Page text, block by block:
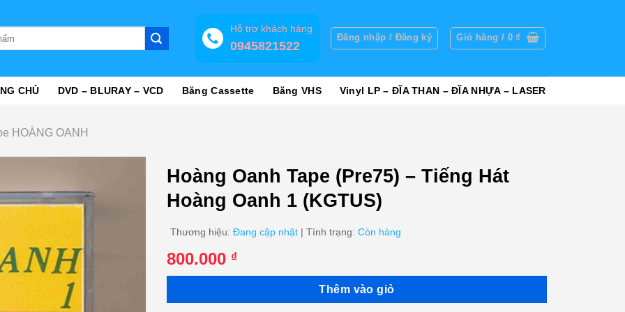
Hỗ trợ khách hàng
0945821522
Đăng nhập / Đăng ký Giỏ hàng / 0₫
CHỦ DVD – BLURAY – VCD Băng Cassette Băng VHS Vinyl LP – ĐĨA THAN – ĐĨA NHỰA – LASER
HOÀNG OANH
Hoàng Oanh Tape (Pre75) – Tiếng Hát
Hoàng Oanh 1 (KGTUS)
Thương hiệu: Đang cập nhật | Tình trạng: Còn hàng
800.000 ₫
Thêm vào giỏ